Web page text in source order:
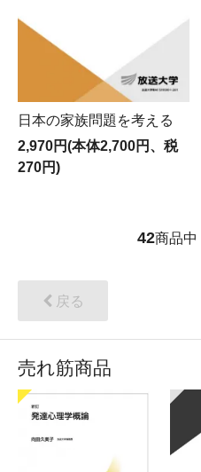
日本の家族問題を考える
2,970円(本体2,700円、税
270円)
42商品中
戻る
売れ筋商品